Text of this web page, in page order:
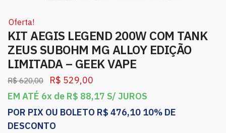
Oferta!
KIT AEGIS LEGEND 200W COM TANK
ZEUS SUBOHM MG ALLOY EDIÇÃO
LIMITADA – GEEK VAPE
R$620,00 R$ 529,00
EM ATÉ 6x de R$ 88,17 S/ JUROS
POR PIX OU BOLETO R$ 476,10 10% DE
DESCONTO